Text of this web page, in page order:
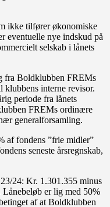
ikke tilfører økonomiske
eventuelle nye indskud på
selskab i lånets
fra Boldklubben FREMs
klubbens interne revisor.
periode fra lånets
FREMs ordinære
generalforsamling.
af fondens ”frie midler”
seneste årsregnskab,
24: Kr. 1.301.355 minus
er lig med 50%
af at Boldklubben